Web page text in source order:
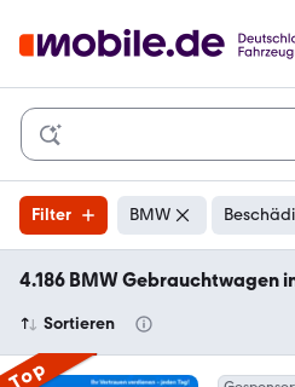
Filter BMW
4.186 BMW Gebrauchtwagen
Sortieren
Top